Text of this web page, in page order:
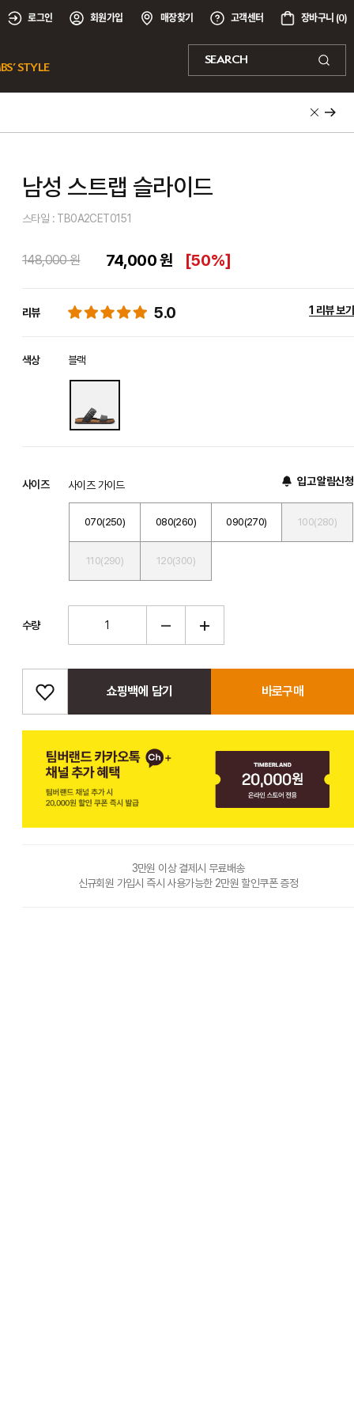
로그인 회원가입 매장찾기 고객센터 장바구니 (0)
STYLE
SEARCH
남성 스트랩 슬라이드
스타일 : TB0A2CET0151
148,000 원 74,000 원 [50%]
리뷰 5.0 1 리뷰 보기
색상 블랙
사이즈 사이즈 가이드 입고 알림신청
070(250) 080(260) 090(270) 100(280)
110(290) 120(300)
수량
쇼핑백에 담기 바로구매
3만원 이상 결제시 무료배송
신규회원 가입시 즉시 사용가능한 2만원 할인쿠폰 증정